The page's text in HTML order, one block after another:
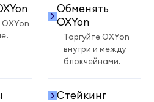
Обменять
OXYon
Торгуйте OXYon
внутри и между
блокчейнами.
Стейкинг